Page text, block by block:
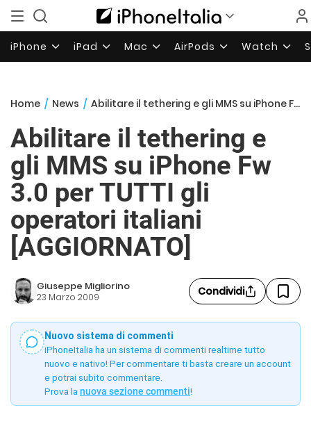
iPhone iPad Mac AirPods Watch
Home / News / Abilitare il tethering e gli MMS su iPhone Fw 3.0 per TUTTI gli operatori italiani [AGGIORNATO]
Abilitare il tethering e
gli MMS su iPhone Fw
3.0 per TUTTI gli
operatori italiani
[AGGIORNATO]
Giuseppe Migliorino
23 Marzo 2009 Condividi
Nuovo sistema di commenti
iPhoneItalia ha un sistema di commenti realtime tutto
nuovo e nativo! Per commentare ti basta creare un account
e potrai subito commentare.
Prova la nuova sezione commenti!